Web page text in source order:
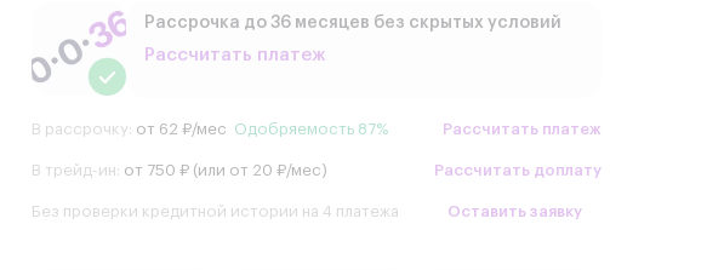
Рассрочка до 36 месяцев без скрытых условий
Рассчитать платеж
В рассрочку: от 62 ₽/мес Одобряемость 87% Рассчитать платеж
В трейд-ин: от 750 ₽ (или от 20 ₽/мес) Рассчитать доплату
Без проверки кредитной истории на 4 платежа Оставить заявку